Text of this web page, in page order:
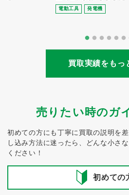
電動⼯具 発電機
買取実績をもっ
売りたい時のガ
初めての方にも丁寧に買取の説明を
し込み方法に迷ったら、どんな小さ
ください！
初めての